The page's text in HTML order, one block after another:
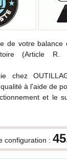
de votre
(Article
chez
à l'aide de
et le
configuration :